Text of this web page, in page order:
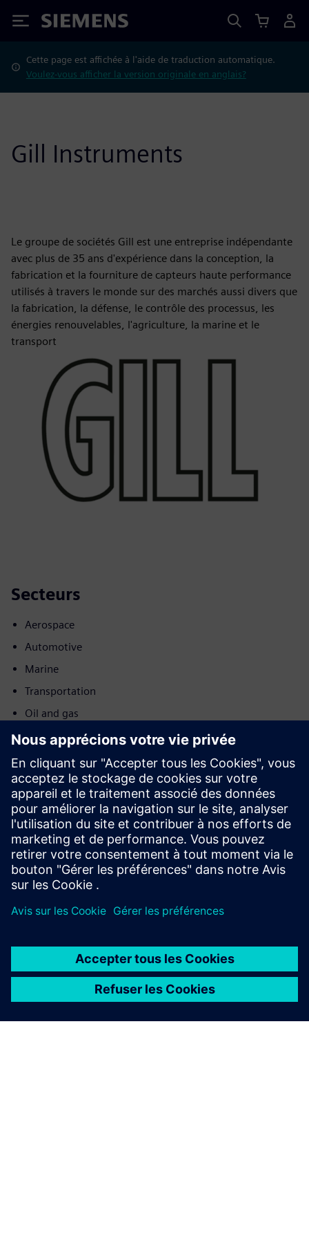
Siemens
Cette page est affichée à l'aide de traduction automatique.
Voulez-vous afficher la version originale en anglais?
Gill Instruments
Le groupe de sociétés Gill est une entreprise indépendante
avec plus de 35 ans d'expérience dans la conception, la
fabrication et la fourniture de capteurs haute performance
utilisés à travers le monde sur des marchés aussi divers que
la fabrication, la défense, le contrôle des processus, les
énergies renouvelables, l'agriculture, la marine et le
transport
Secteurs
Aerospace
Automotive
Marine
Transportation
Oil and gas
Power utilities
Requête
Service
Fournit un service pour un produit/solution Siemens
Xcelerator qui aide le client à le mettre en œuvre, l'intégrer,
l'exploiter ou le maintenir